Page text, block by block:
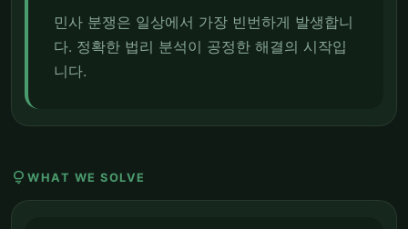
민사 분쟁은 일상에서 가장 빈번하게 발생합니
다. 정확한 법리 분석이 공정한 해결의 시작입
니다.
lightbulb WHAT WE SOLVE